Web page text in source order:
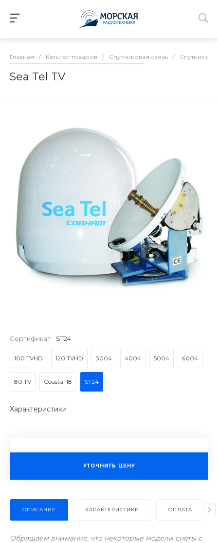
Главная / Каталог товаров / Спутниковая связь /
Sea Tel TV
Сертификат ST24
100 TVHD 120 TVHD 3004 4004 5004 6004
80 TV Coastal 18 ST24
Характеристики
УТОЧНИТЬ ЦЕНУ
ОПИСАНИЕ ХАРАКТЕРИСТИКИ ОПЛАТА
Обращаем внимание, что некоторые модели сняты с